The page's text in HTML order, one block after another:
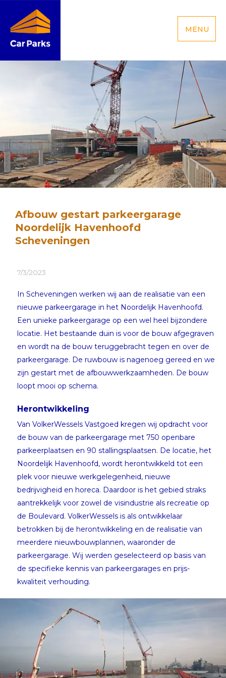
MENU
Afbouw gestart parkeergarage
Noordelijk Havenhoofd
Scheveningen
7/3/2023
In Scheveningen werken wij aan de realisatie van een
nieuwe parkeergarage in het Noordelijk Havenhoofd.
Een unieke parkeergarage op een wel heel bijzondere
locatie. Het bestaande duin is voor de bouw afgegraven
en wordt na de bouw teruggebracht tegen en over de
parkeergarage. De ruwbouw is nagenoeg gereed en we
zijn gestart met de afbouwwerkzaamheden. De bouw
loopt mooi op schema.
Herontwikkeling
Van VolkerWessels Vastgoed kregen wij opdracht voor
de bouw van de parkeergarage met 750 openbare
parkeerplaatsen en 90 stallingsplaatsen. De locatie, het
Noordelijk Havenhoofd, wordt herontwikkeld tot een
plek voor nieuwe werkgelegenheid, nieuwe
bedrijvigheid en horeca. Daardoor is het gebied straks
aantrekkelijk voor zowel de visindustrie als recreatie op
de Boulevard. VolkerWessels is als ontwikkelaar
betrokken bij de herontwikkeling en de realisatie van
meerdere nieuwbouwplannen, waaronder de
parkeergarage. Wij werden geselecteerd op basis van
de specifieke kennis van parkeergarages en prijs-
kwaliteit verhouding.